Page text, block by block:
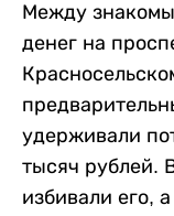
Между
денег на
удерживали
тысяч рублей.
избивали его,